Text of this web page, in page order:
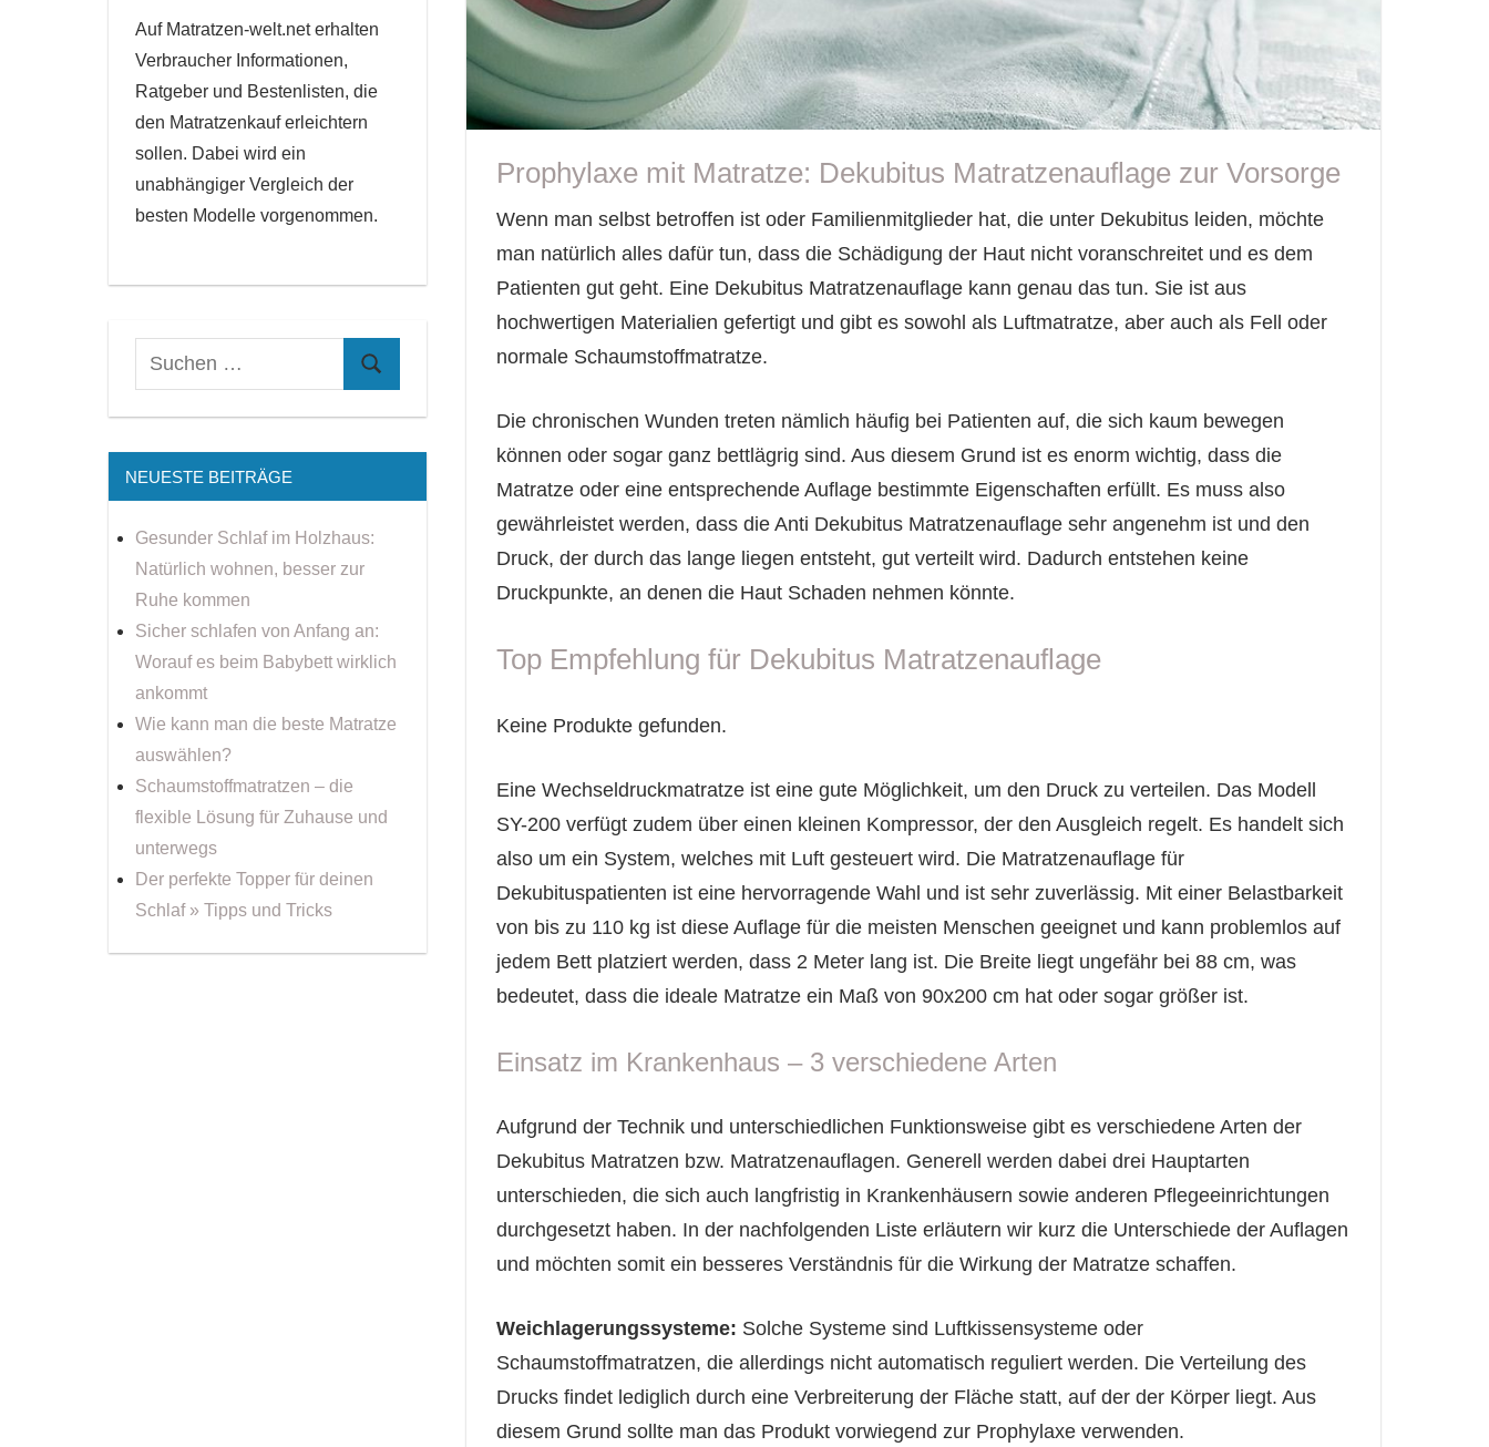
Prophylaxe mit Matratze: Dekubitus Matratzenauflage zur Vorsorge
Wenn man selbst betroffen ist oder Familienmitglieder hat, die unter Dekubitus leiden, möchte
man natürlich alles dafür tun, dass die Schädigung der Haut nicht voranschreitet und es dem
Patienten gut geht. Eine Dekubitus Matratzenauflage kann genau das tun. Sie ist aus
hochwertigen Materialien gefertigt und gibt es sowohl als Luftmatratze, aber auch als Fell oder
normale Schaumstoffmatratze.
Die chronischen Wunden treten nämlich häufig bei Patienten auf, die sich kaum bewegen
können oder sogar ganz bettlägrig sind. Aus diesem Grund ist es enorm wichtig, dass die
Matratze oder eine entsprechende Auflage bestimmte Eigenschaften erfüllt. Es muss also
gewährleistet werden, dass die Anti Dekubitus Matratzenauflage sehr angenehm ist und den
Druck, der durch das lange liegen entsteht, gut verteilt wird. Dadurch entstehen keine
Druckpunkte, an denen die Haut Schaden nehmen könnte.
Top Empfehlung für Dekubitus Matratzenauflage
Keine Produkte gefunden.
Eine Wechseldruckmatratze ist eine gute Möglichkeit, um den Druck zu verteilen. Das Modell
SY-200 verfügt zudem über einen kleinen Kompressor, der den Ausgleich regelt. Es handelt sich
also um ein System, welches mit Luft gesteuert wird. Die Matratzenauflage für
Dekubituspatienten ist eine hervorragende Wahl und ist sehr zuverlässig. Mit einer Belastbarkeit
von bis zu 110 kg ist diese Auflage für die meisten Menschen geeignet und kann problemlos auf
jedem Bett platziert werden, dass 2 Meter lang ist. Die Breite liegt ungefähr bei 88 cm, was
bedeutet, dass die ideale Matratze ein Maß von 90x200 cm hat oder sogar größer ist.
Einsatz im Krankenhaus – 3 verschiedene Arten
Aufgrund der Technik und unterschiedlichen Funktionsweise gibt es verschiedene Arten der
Dekubitus Matratzen bzw. Matratzenauflagen. Generell werden dabei drei Hauptarten
unterschieden, die sich auch langfristig in Krankenhäusern sowie anderen Pflegeeinrichtungen
durchgesetzt haben. In der nachfolgenden Liste erläutern wir kurz die Unterschiede der Auflagen
und möchten somit ein besseres Verständnis für die Wirkung der Matratze schaffen.
Weichlagerungssysteme: Solche Systeme sind Luftkissensysteme oder
Schaumstoffmatratzen, die allerdings nicht automatisch reguliert werden. Die Verteilung des
Drucks findet lediglich durch eine Verbreiterung der Fläche statt, auf der der Körper liegt. Aus
diesem Grund sollte man das Produkt vorwiegend zur Prophylaxe verwenden.
Auf Matratzen-welt.net erhalten
Verbraucher Informationen,
Ratgeber und Bestenlisten, die
den Matratzenkauf erleichtern
sollen. Dabei wird ein
unabhängiger Vergleich der
besten Modelle vorgenommen.
NEUESTE BEITRÄGE
Gesunder Schlaf im Holzhaus:
Natürlich wohnen, besser zur
Ruhe kommen
Sicher schlafen von Anfang an:
Worauf es beim Babybett wirklich
ankommt
Wie kann man die beste Matratze
auswählen?
Schaumstoffmatratzen – die
flexible Lösung für Zuhause und
unterwegs
Der perfekte Topper für deinen
Schlaf » Tipps und Tricks